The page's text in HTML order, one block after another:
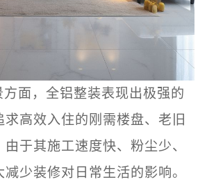
方面，全铝整装表现出极强的
高效入住的刚需楼盘、老旧
于其施工速度快、粉尘少、
少装修对日常生活的影响。